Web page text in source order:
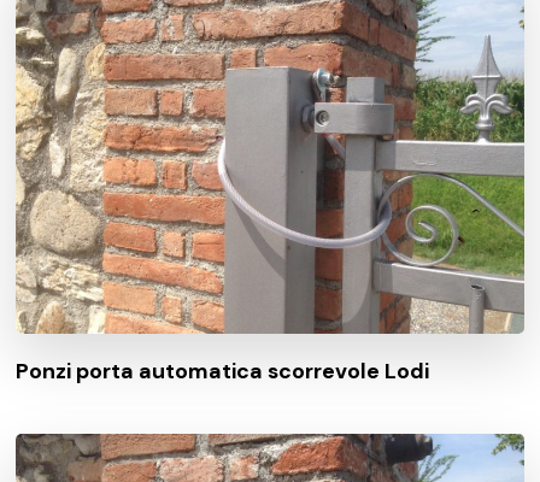
Ponzi porta automatica scorrevole Lodi